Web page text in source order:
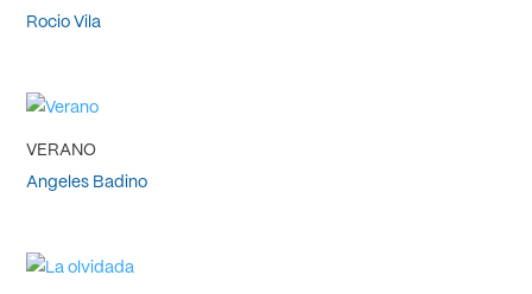
Rocio Vila
VERANO
Angeles Badino